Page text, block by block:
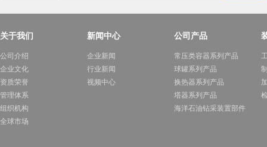
关于我们
公司介绍
企业文化
资质荣誉
管理体系
组织机构
全球市场
新闻中心
企业新闻
行业新闻
视频中心
公司产品
常压类容器系列产品
球罐系列产品
换热器系列产品
塔器系列产品
海洋石油钻采装置部件